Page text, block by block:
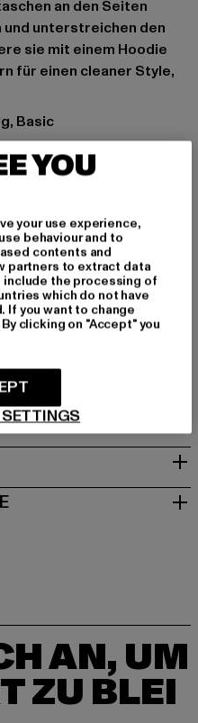
an den Seiten
unterstreichen den
sie mit einem Hoodie
für einen cleaner Style,
Basic
Baumwolle
|info@tbint.de
64372 Ober-Ramstadt |
AN, UM
ZU BLEI
YOU
your use experience,
behaviour and to
contents and
partners to extract data
include the processing of
which do not have
If you want to change
clicking on "Accept" you